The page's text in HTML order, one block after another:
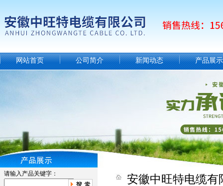
网站首页 公司简介 新闻动态 产品展示
请输入产品关键字：
安徽中旺特电缆